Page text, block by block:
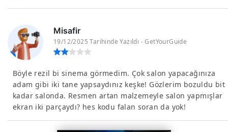
Misafir
19/12/2025 Tarihinde Yazıldı - GetYourGuide
Böyle rezil bi sinema görmedim. Çok salon yapacağınıza
adam gibi iki tane yapsaydınız keşke! Gözlerim bozuldu bit
kadar salonda. Resmen artan malzemeyle salon yapmışlar
ekran iki parçaydı? hes kodu falan soran da yok!